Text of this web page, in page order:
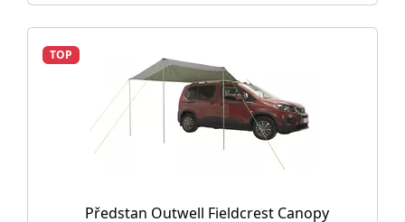
TOP
Předstan Outwell Fieldcrest Canopy